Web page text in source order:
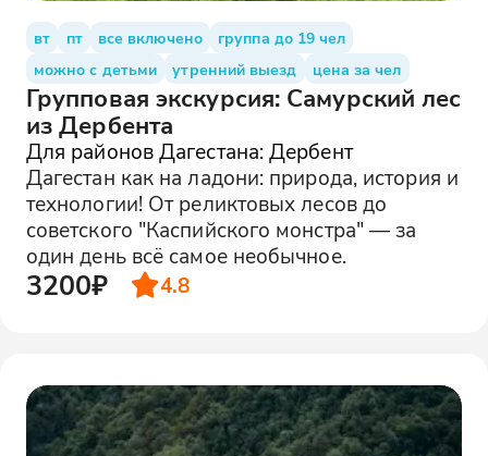
вт пт все включено
группа до 19 чел
можно с детьми
утренний выезд цена за чел
Групповая экскурсия: Самурский лес
из Дербента
Для районов Дагестана: Дербент
Дагестан как на ладони: природа, история и
технологии! От реликтовых лесов до
советского "Каспийского монстра" — за
один день всё самое необычное.
3200₽ 4.8